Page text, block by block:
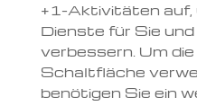
+1-Aktivitäten auf,
Dienste für Sie und
verbessern. Um
Schaltfläche
benötigen Sie ein